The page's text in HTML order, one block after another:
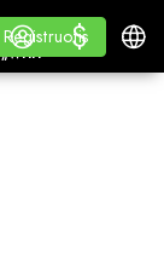
„WHITE LABEL“
Mokymasis
Mokymasis
Registruotis
Registruotis
Prisijungti
$
$